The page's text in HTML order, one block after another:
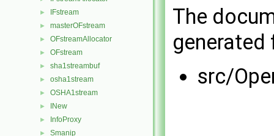
► IFstream
► masterOFstream
► OFstreamAllocator
► OFstream
► sha1streambuf
► osha1stream
► OSHA1stream
► INew
► InfoProxy
► Smanip
The
src/